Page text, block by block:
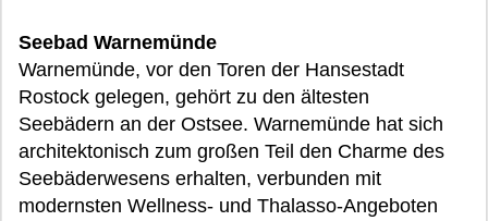
Seebad Warnemünde
Warnemünde, vor den Toren der Hansestadt
Rostock gelegen, gehört zu den ältesten
Seebädern an der Ostsee. Warnemünde hat sich
architektonisch zum großen Teil den Charme des
Seebäderwesens erhalten, verbunden mit
modernsten Wellness- und Thalasso-Angeboten